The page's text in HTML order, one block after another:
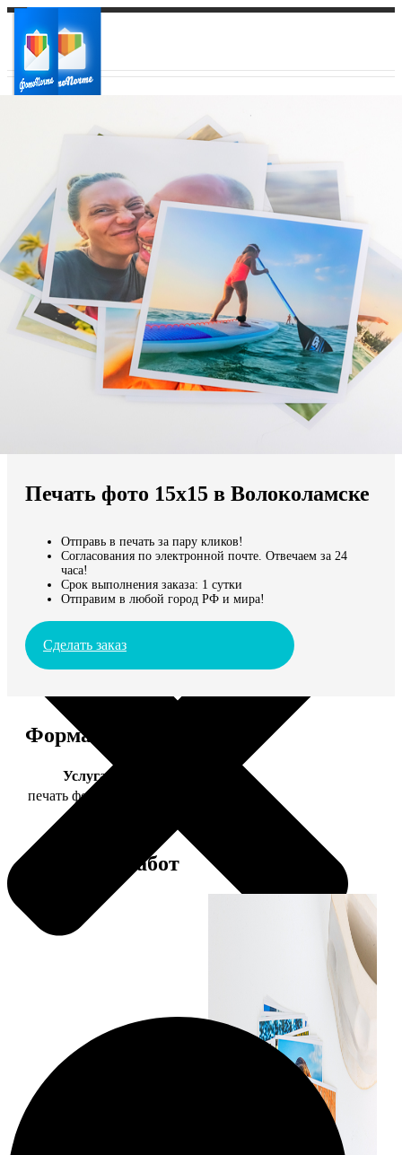
Ваш регион доставки
Выберите из списка:
Мы доставляем по всему миру
Продолжить без города
Печать фото 15х15 в Волоколамске
Отправь в печать за пару кликов!
Согласования по электронной почте. Отвечаем за 24
часа!
Срок выполнения заказа: 1 сутки
Отправим в любой город РФ и мира!
Сделать заказ
Форматы и цены
Услуга
печать фото 15х15
Примеры работ